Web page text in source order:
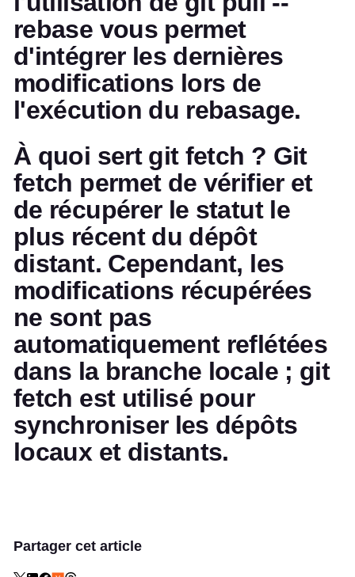
rebase vous permet
d'intégrer les dernières
modifications lors de
l'exécution du rebasage.
À quoi sert git fetch ? Git
fetch permet de vérifier et
de récupérer le statut le
plus récent du dépôt
distant. Cependant, les
modifications récupérées
ne sont pas
automatiquement reflétées
dans la branche locale ; git
fetch est utilisé pour
synchroniser les dépôts
locaux et distants.
Partager cet article